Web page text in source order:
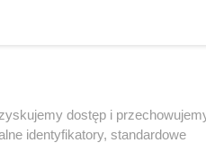
dostęp i
identyfikatory, standardowe